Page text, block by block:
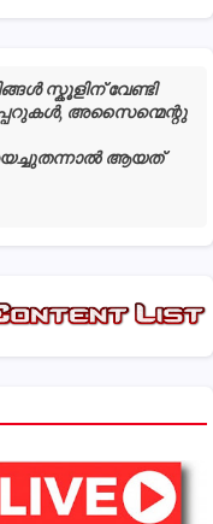
സ്കൂളിന് വേണ്ടി
അസൈന്മെന്റു
ആയത്